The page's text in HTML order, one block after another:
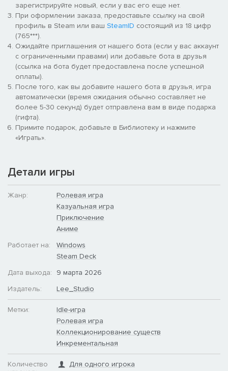
recreating the satisfying loot loop of RPG dungeons. Slay, loot,
and enhance, with the added thrill of random affixes and set
effects. You can chase the ultimate god-tier gear, all while idling!
зарегистрируйте новый, если у вас его еще нет.
При оформлении заказа, предоставьте ссылку на свой
профиль в Steam или ваш SteamID состоящий из 18 цифр
(765***).
Ожидайте приглашения от нашего бота (если у вас аккаунт
с ограниченными правами) или добавьте бота в друзья
(ссылка на бота будет предоставлена после успешной
оплаты).
После того, как вы добавите нашего бота в друзья, игра
автоматически (время ожидания обычно составляет не
более 5-30 секунд) будет отправлена вам в виде подарка
(гифта).
Примите подарок, добавьте в Библиотеку и нажмите
«Играть».
Детали игры
Жанр:
Ролевая игра
Казуальная игра
Приключение
Аниме
Работает на:
Windows
Steam Deck
Дата выхода:
9 марта 2026
Издатель:
Lee_Studio
Метки:
Idle-игра
Ролевая игра
Коллекционирование существ
Инкрементальная
Количество
Для одного игрока